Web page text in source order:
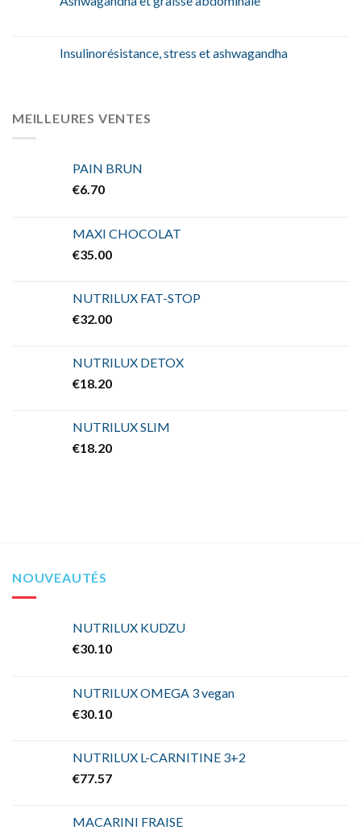
Insulinorésistance, stress et ashwagandha
MEILLEURES VENTES
PAIN BRUN
€6.70
MAXI CHOCOLAT
€35.00
NUTRILUX FAT-STOP
€32.00
NUTRILUX DETOX
€18.20
NUTRILUX SLIM
€18.20
NOUVEAUTÉS
NUTRILUX KUDZU
€30.10
NUTRILUX OMEGA 3 vegan
€30.10
NUTRILUX L-CARNITINE 3+2
€77.57
MACARINI FRAISE